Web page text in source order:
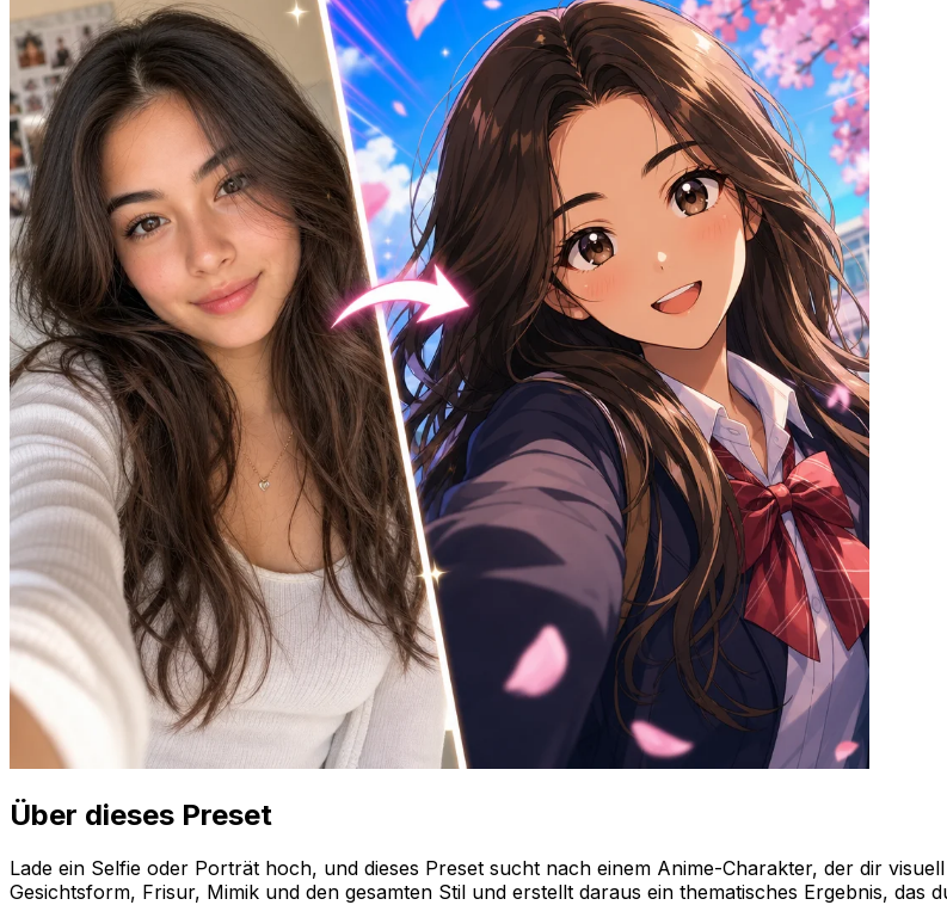
Über dieses Preset
Lade ein Selfie oder Porträt hoch, und dieses Preset sucht nach einem Anime-Charakter, der dir
Gesichtsform, Frisur, Mimik und den gesamten Stil und erstellt daraus ein thematisches Ergebnis, das